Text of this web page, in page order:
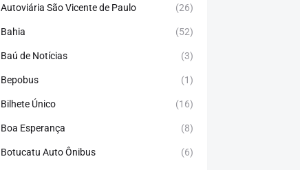
Autoviária São Vicente de Paulo (26)
Bahia (52)
Baú de Notícias (3)
Bepobus (1)
Bilhete Único (16)
Boa Esperança (8)
Botucatu Auto Ônibus (6)